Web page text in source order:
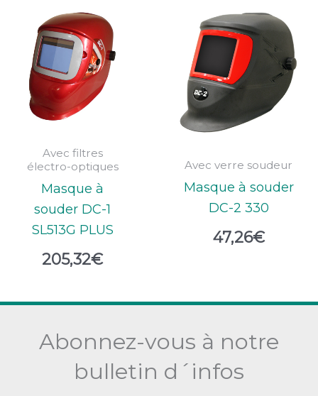
Avec filtres
électro-optiques
Masque à
souder DC-1
SL513G PLUS
205,32€
Avec verre soudeur
Masque à souder
DC-2 330
47,26€
Abonnez-vous à notre
bulletin d´infos